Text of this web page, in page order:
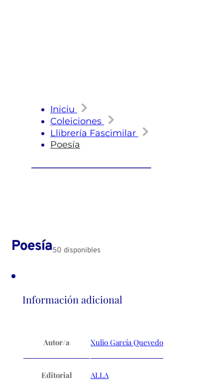
Iniciu
Coleiciones
Llibrería Fascimilar
Poesía
Poesía50 disponibles
Información adicional
Autor/a Xulio García Quevedo
Editorial ALLA